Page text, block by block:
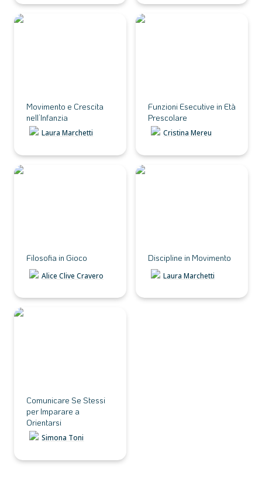
Movimento e Crescita
Movimento e Crescita
nell’Infanzia
Laura Marchetti
Funzioni Esecutive in Età
Funzioni Esecutive in Età
Prescolare
Cristina Mereu
Filosofia in Gioco
Filosofia in Gioco
Alice Clive Cravero
Discipline in Movimento
Discipline in Movimento
Laura Marchetti
Comunicare Se Stessi per
Comunicare Se Stessi
per Imparare a
Orientarsi
Simona Toni